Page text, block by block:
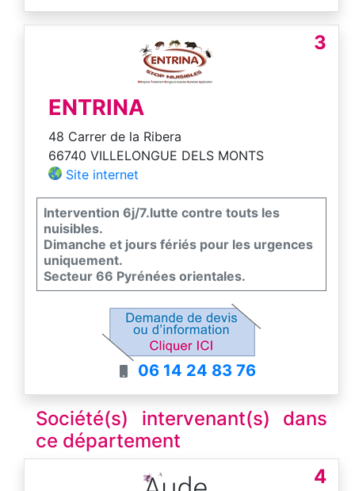
3
ENTRINA
48 Carrer de la Ribera
66740 VILLELONGUE DELS MONTS
Site internet
Intervention 6j/7.lutte contre touts les
nuisibles.
Dimanche et jours fériés pour les urgences
uniquement.
Secteur 66 Pyrénées orientales.
06 14 24 83 76
Société(s) intervenant(s) dans
ce département
4